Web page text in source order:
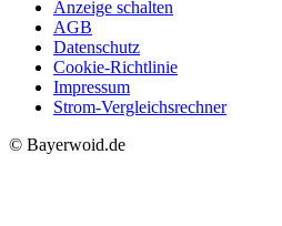
Anzeige schalten
AGB
Datenschutz
Cookie-Richtlinie
Impressum
Strom-Vergleichsrechner
© Bayerwoid.de